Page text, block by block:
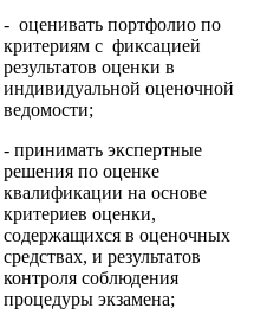
- оценивать портфолио по
критериям с фиксацией
результатов оценки в
индивидуальной оценочной
ведомости;
- принимать экспертные
решения по оценке
квалификации на основе
критериев оценки,
содержащихся в оценочных
средствах, и результатов
контроля соблюдения
процедуры экзамена;